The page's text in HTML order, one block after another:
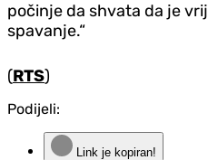
počinje da shvata da je
spavanje.“
(RTS)
Podijeli:
Link je kopiran!